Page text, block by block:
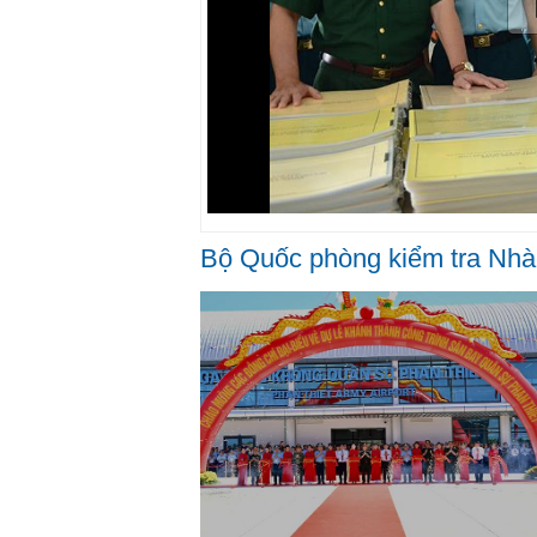
Bộ Quốc phòng kiểm tra